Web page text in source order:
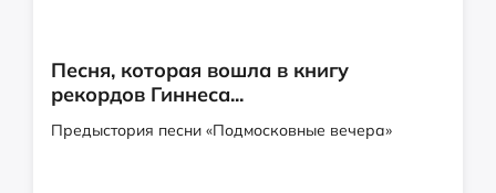
Песня, которая вошла в книгу
рекордов Гиннеса...
Предыстория песни «Подмосковные вечера»